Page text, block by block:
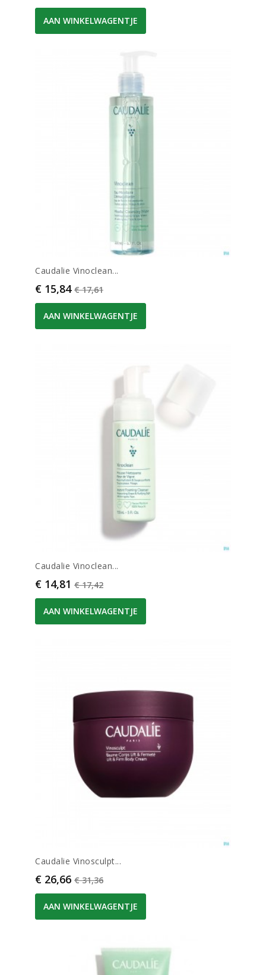
AAN WINKELWAGENTJE
Caudalie Vinoclean...
Prijs
€ 15,84 Normale prijs
€ 17,61
AAN WINKELWAGENTJE
Caudalie Vinoclean...
Prijs
€ 14,81 Normale prijs
€ 17,42
AAN WINKELWAGENTJE
Caudalie Vinosculpt...
Prijs
€ 26,66 Normale prijs
€ 31,36
AAN WINKELWAGENTJE